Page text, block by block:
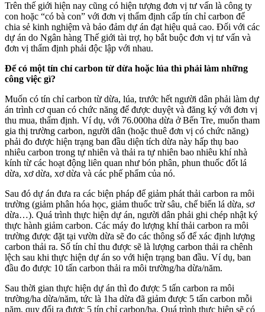
Trên thế giới hiện nay cũng có hiện tượng đơn vị tư vấn là công ty
con hoặc “có bà con” với đơn vị thẩm định cấp tín chỉ carbon để
chia sẻ kinh nghiệm và bảo đảm dự án đạt hiệu quả cao. Đối với các
dự án do Ngân hàng Thế giới tài trợ, họ bắt buộc đơn vị tư vấn và
đơn vị thẩm định phải độc lập với nhau.
Để có một tín chỉ carbon từ dừa hoặc lúa thì phải làm những
công việc gì?
Muốn có tín chỉ carbon từ dừa, lúa, trước hết người dân phải làm dự
án trình cơ quan có chức năng để được duyệt và đăng ký với đơn vị
thu mua, thẩm định. Ví dụ, với 76.000ha dừa ở Bến Tre, muốn tham
gia thị trường carbon, người dân (hoặc thuê đơn vị có chức năng)
phải đo được hiện trạng ban đầu diện tích dừa này hấp thụ bao
nhiêu carbon trong tự nhiên và thải ra tự nhiên bao nhiêu khí nhà
kính từ các hoạt động liên quan như bón phân, phun thuốc đốt lá
dừa, xơ dừa, xơ dừa và các phế phẩm của nó.
Sau đó dự án đưa ra các biện pháp để giảm phát thải carbon ra môi
trường (giảm phân hóa học, giảm thuốc trừ sâu, chế biến lá dừa, sơ
dừa…). Quá trình thực hiện dự án, người dân phải ghi chép nhật ký
thực hành giảm carbon. Các máy đo lượng khí thải carbon ra môi
trường được đặt tại vườn dừa sẽ đo các thông số để xác định lượng
carbon thải ra. Số tín chỉ thu được sẽ là lượng carbon thải ra chênh
lệch sau khi thực hiện dự án so với hiện trạng ban đầu. Ví dụ, ban
đầu đo được 10 tấn carbon thải ra môi trường/ha dừa/năm.
Sau thời gian thực hiện dự án thì đo được 5 tấn carbon ra môi
trường/ha dừa/năm, tức là 1ha dừa đã giảm được 5 tấn carbon mỗi
năm, quy đổi ra được 5 tín chỉ carbon/ha. Quá trình thực hiện sẽ có